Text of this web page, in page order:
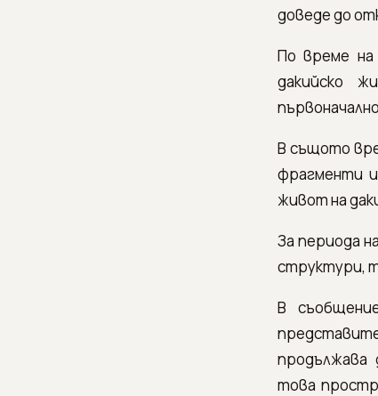
доведе до
По време на
дакийско
В същото
фрагменти
живот на
За периода
структури,
В
това